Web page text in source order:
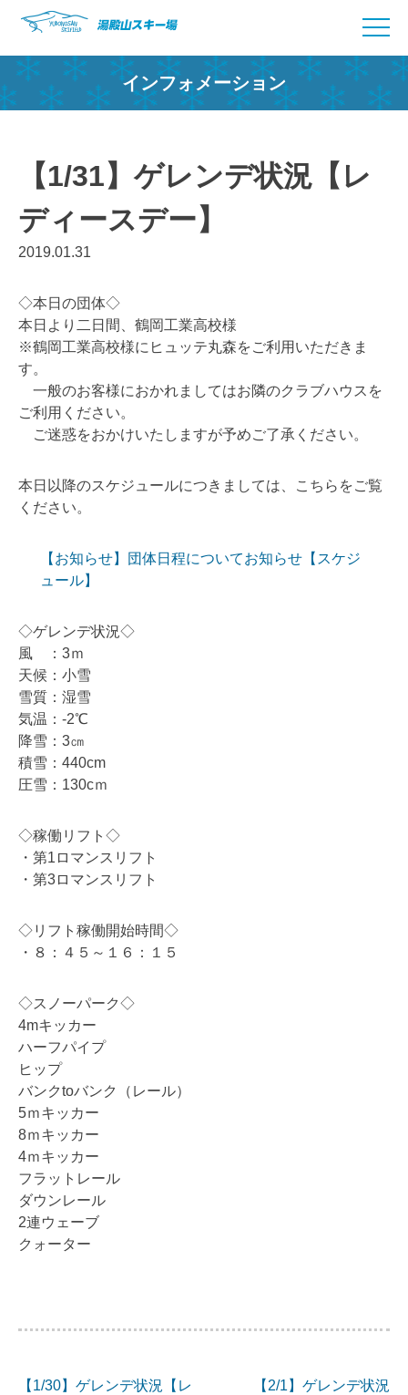
content
インフォメーション
【1/31】ゲレンデ状況【レ
ディースデー】
2019.01.31
◇本日の団体◇
本日より二日間、鶴岡工業高校様
※鶴岡工業高校様にヒュッテ丸森をご利用いただきま
す。
一般のお客様におかれましてはお隣のクラブハウスを
ご利用ください。
ご迷惑をおかけいたしますが予めご了承ください。
本日以降のスケジュールにつきましては、こちらをご覧
ください。
【お知らせ】団体日程についてお知らせ【スケジ
ュール】
◇ゲレンデ状況◇
風 ：3ｍ
天候：小雪
雪質：湿雪
気温：-2℃
降雪：3㎝
積雪：440cm
圧雪：130cｍ
◇稼働リフト◇
・第1ロマンスリフト
・第3ロマンスリフト
◇リフト稼働開始時間◇
・８：４５～１６：１５
◇スノーパーク◇
4mキッカー
ハーフパイプ
ヒップ
バンクtoバンク（レール）
5ｍキッカー
8ｍキッカー
4ｍキッカー
フラットレール
ダウンレール
2連ウェーブ
クォーター
【1/30】ゲレンデ状況【レ
【2/1】ゲレンデ状況